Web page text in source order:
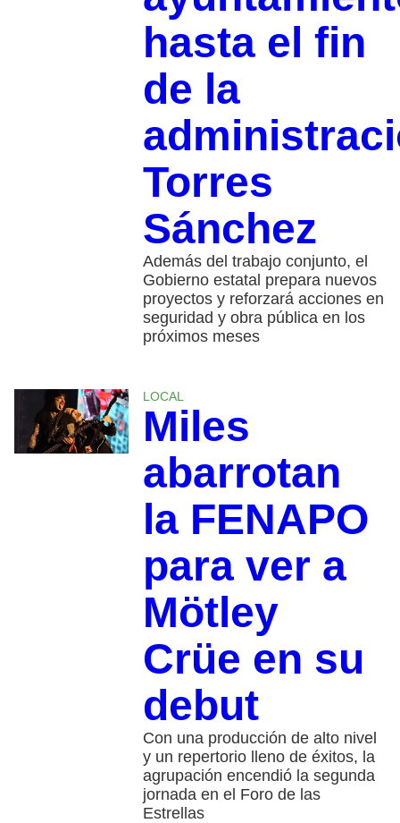
hasta el fin
de la
Torres
Sánchez
Además del trabajo conjunto, el
Gobierno estatal prepara nuevos
proyectos y reforzará acciones en
seguridad y obra pública en los
próximos meses
LOCAL
Miles
abarrotan
la FENAPO
para ver a
Mötley
Crüe en su
debut
Con una producción de alto nivel
y un repertorio lleno de éxitos, la
agrupación encendió la segunda
jornada en el Foro de las
Estrellas